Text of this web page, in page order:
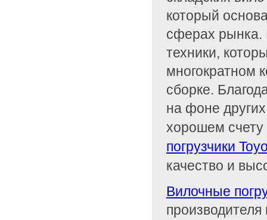
который
сферах рынка.
техники,
многократном
сборке.
на фоне
хорошем счету
погрузчики
качество и
Вилочные